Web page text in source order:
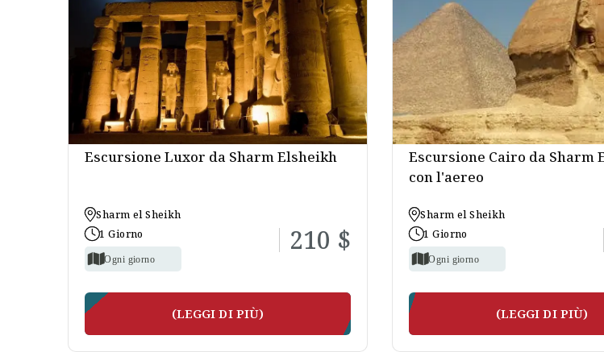
Escursione Luxor da Sharm Elsheikh
Sharm el Sheikh
1 Giorno
Ogni giorno
210 $
(LEGGI DI PIÙ)
Escursione Cairo da Sharm
con l'aereo
Sharm el Sheikh
1 Giorno
Ogni giorno
(LEGGI DI PIÙ)